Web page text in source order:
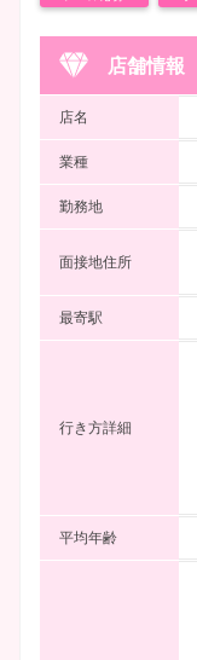
店舗情報
店名
業種
勤務地
面接地住所
最寄駅
行き方詳細
平均年齢